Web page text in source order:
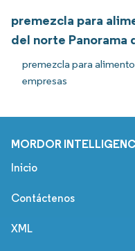
premezcla para
del norte Panorama
premezcla para
empresas
MORDOR
Inicio
Contáctenos
XML